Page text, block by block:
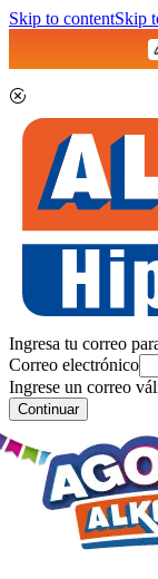
Skip to contentSkip
Ingresa tu correo
Correo electrónico
Ingrese un correo
Continuar